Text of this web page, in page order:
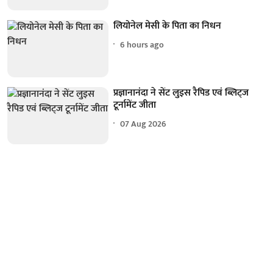
लियोनेल मेसी के पिता का निधन
6 hours ago
प्रज्ञानानंदा ने सेंट लुइस रैपिड एवं ब्लिट्ज
टूर्नामेंट जीता
07 Aug 2026